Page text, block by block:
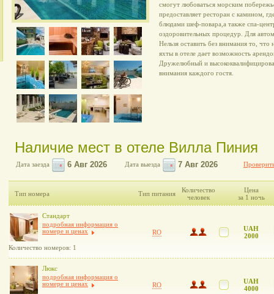
смогут любоваться морским
предоставляет ресторан с камином,
блюдами шеф-повара,а также спа-
оздоровительных процедур. Для
Нельзя оставить без внимания то,
яхты в отеле дает возможность
Дружелюбный и
внимания каждого гостя.
Наличие мест в отеле Вилла Пиния
Дата заезда Дата выезда
Тип номера Тип питания
Количество
человек
Цена
за 1 ночь
Стандарт
подробная информация о
номере и ценах
Количество номеров: 1
RO
UAH
2000
Люкс
подробная информация о
номере и ценах
RO
UAH
4000